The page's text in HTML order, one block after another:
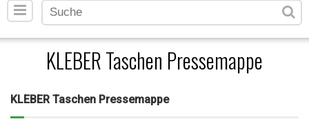
KLEBER Taschen Pressemappe
KLEBER Taschen Pressemappe